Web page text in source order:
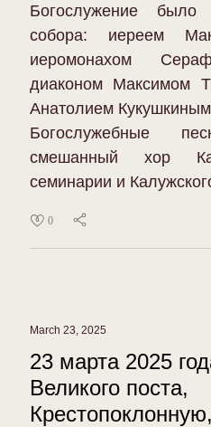
Богослужение
собора: иереем
иеромонахом
диаконом Максимом
Анатолием
Богослужебные
смешанный хор
семинарии и
0
March 23, 2025
23 марта 2025
Великого поста,